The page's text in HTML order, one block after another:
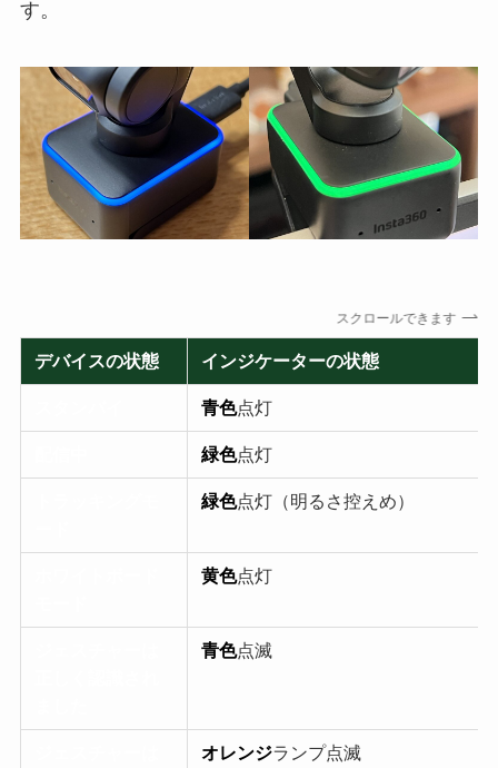
す。
スクロールできます
デバイスの状態 インジケーターの状態
青色点灯
緑色点灯
緑色点灯（明るさ控えめ）
黄色点灯
青色点滅
オレンジランプ点滅